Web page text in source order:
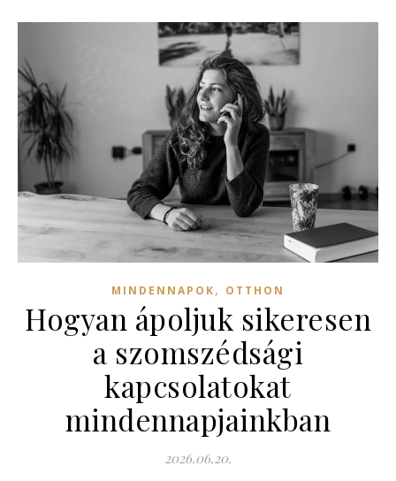
MINDENNAPOK, OTTHON
Hogyan ápoljuk sikeresen
a szomszédsági
kapcsolatokat
mindennapjainkban
2026.06.20.